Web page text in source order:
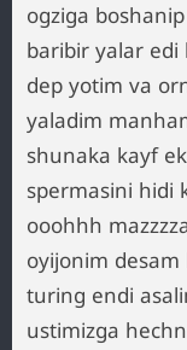
ogziga
baribir yalar edi
dep yotim va
yaladim
shunaka kayf
spermasini hidi
ooohhh
oyijonim
turing endi
ustimizga